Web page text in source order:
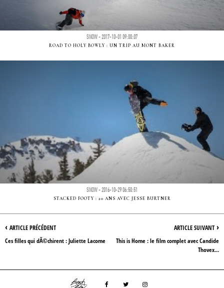
SNOW - 2017-10-01 09:00:07
ROAD TO HOLY BOWLY : UN TRIP AU MONT BAKER
SNOW - 2016-10-29 06:50:51
STACKED FOOTY : 20 ANS AVEC JESSE BURTNER
ARTICLE SUIVANT ›
This is Home : le film complet avec Candide
Thovex...
‹ ARTICLE PRÉCÉDENT
Ces filles qui dÃ©chirent : Juliette Lacome